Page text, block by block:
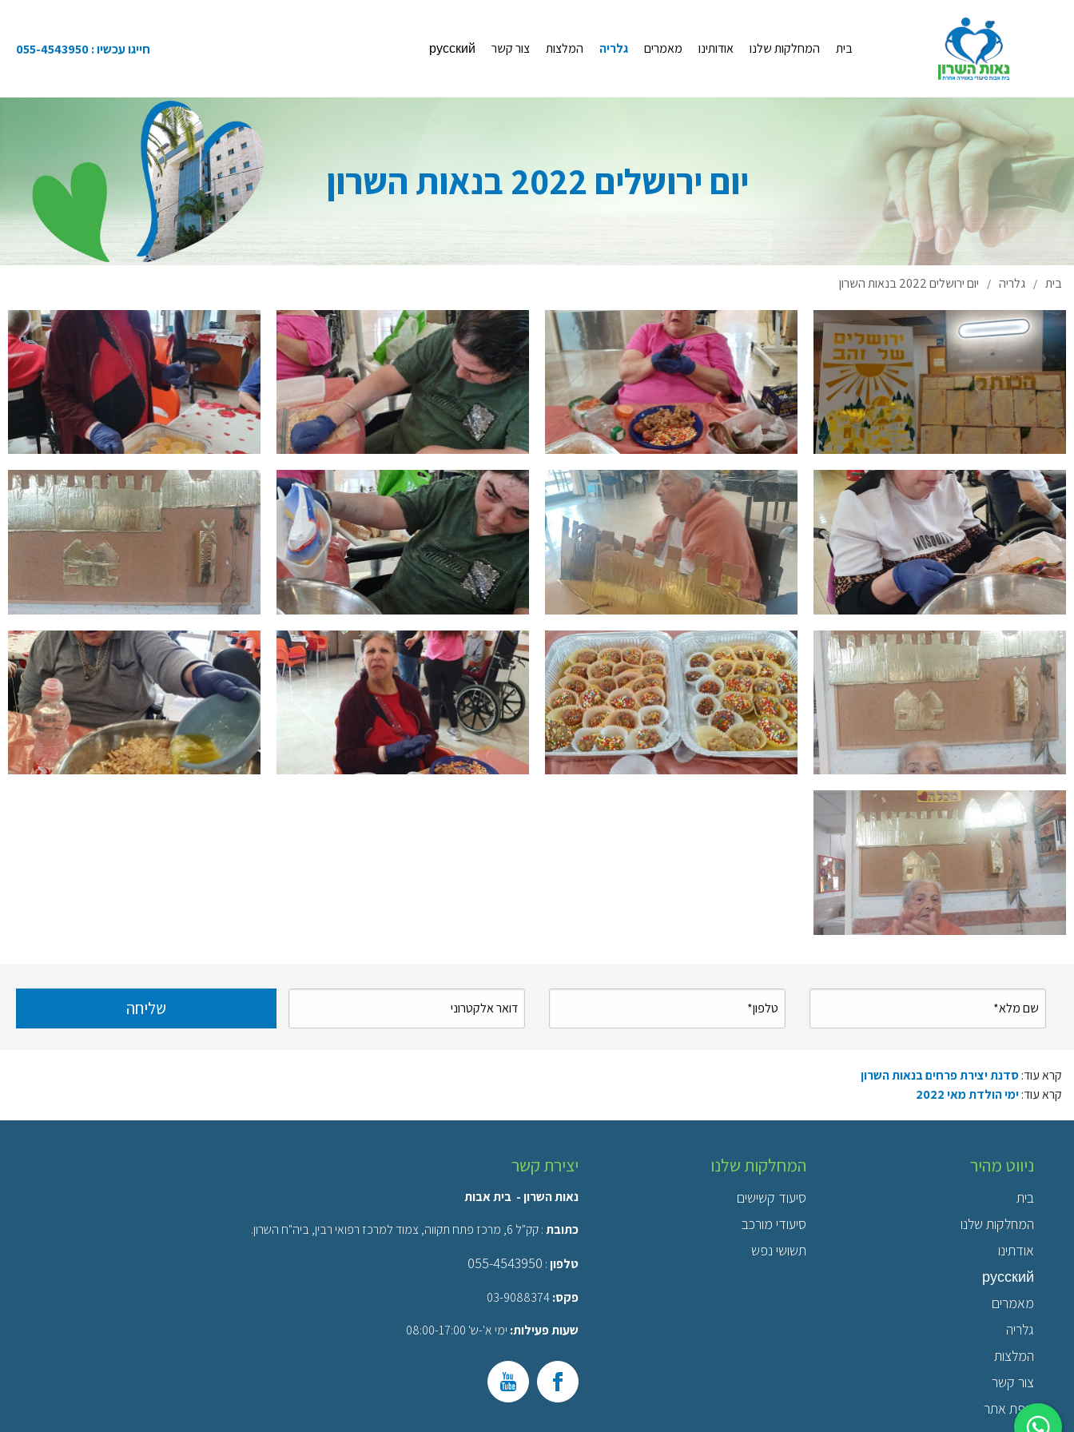
בית המחלקות שלנו אודותינו מאמרים גלריה המלצות צור קשר русский חייגו עכשיו :055-4543950
יום ירושלים 2022 בנאות השרון
בית / גלריה / יום ירושלים 2022 בנאות השרון
קרא עוד:סדנת יצירת פרחים בנאות השרון
קרא עוד:ימי הולדת מאי 2022
ניווט מהיר
בית
המחלקות שלנו
אודתינו
русский
מאמרים
גלריה
המלצות
צור קשר
מפת אתר
המחלקות שלנו
סיעוד קשישים
סיעודי מורכב
תשושי נפש
יצירת קשר
נאות השרון - בית אבות
כתובת: קק"ל 6, מרכז פתח תקווה, צמוד למרכז רפואי רבין, ביה"ח השרון.
טלפון:
055-4543950
פקס:03-9088374
שעות פעילות: ימי א'-ש' 08:00-17:00